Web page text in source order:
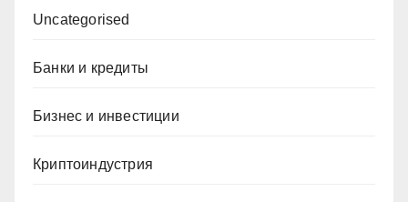
Uncategorised
Банки и кредиты
Бизнес и инвестиции
Криптоиндустрия